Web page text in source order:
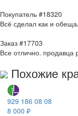
Покупатель #18320
Всё сделал как и
Заказ #17703
Все отлично. продавца
Похожие
929 186 08 08
8 000 ₽